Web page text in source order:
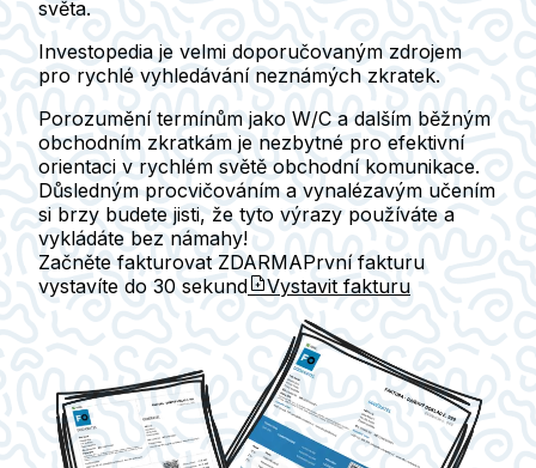
světa.
Investopedia je velmi doporučovaným zdrojem
pro rychlé vyhledávání neznámých zkratek.
Porozumění termínům jako W/C a dalším běžným
obchodním zkratkám je nezbytné pro efektivní
orientaci v rychlém světě obchodní komunikace.
Důsledným procvičováním a vynalézavým učením
si brzy budete jisti, že tyto výrazy používáte a
vykládáte bez námahy!
Začněte fakturovat ZDARMAPrvní fakturu
vystavíte do 30 sekund Vystavit fakturu